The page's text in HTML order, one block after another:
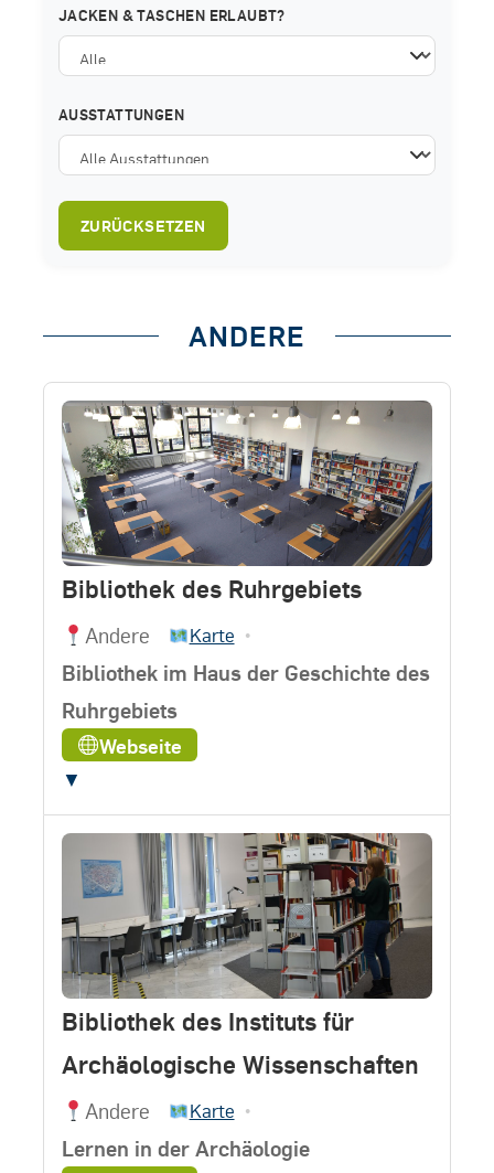
JACKEN & TASCHEN ERLAUBT?
AUSSTATTUNGEN
ZURÜCKSETZEN
ANDERE
Bibliothek des Ruhrgebiets
Andere Karte •
Bibliothek im Haus der Geschichte des
Ruhrgebiets
Webseite
▼
Bibliothek des Instituts für
Archäologische Wissenschaften
Andere Karte •
Lernen in der Archäologie